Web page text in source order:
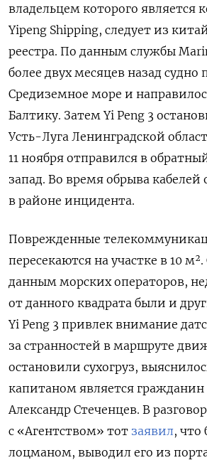
владельцем которого является
Yipeng Shipping, следует из
реестра. По данным службы
более двух месяцев назад судно
Средиземное море и
Балтику. Затем Yi Peng 3
Усть-Луга Ленинградской
11 ноября отправился в
запад. Во время обрыва кабелей
в районе инцидента.
Поврежденные
пересекаются на участке в 10 м².
данным морских операторов,
от данного квадрата были и
Yi Peng 3 привлек внимание
за странностей в маршруте
остановили сухогруз,
капитаном является гражданин
Александр Стеченцев. В
с «Агентством» тот заявил, что
лоцманом, выводил его из